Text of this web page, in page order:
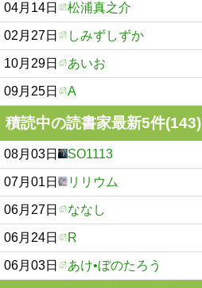
04月14日 松浦真之介
02月27日 しみずしずか
10月29日 あいお
09月25日 A
積読中の読書家最新5件(143)
08月03日 SO1113
07月01日 リリウム
06月27日 ななし
06月24日 R
06月03日 あけ•ぼのたろう